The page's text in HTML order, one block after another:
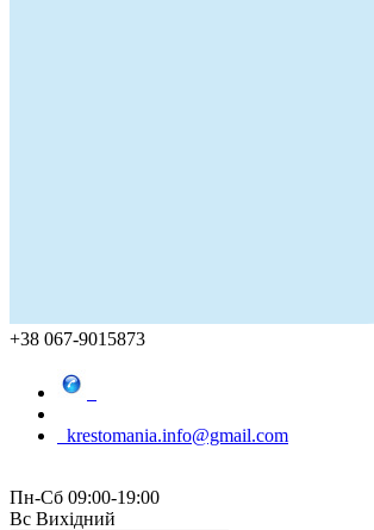
+38 067-9015873
krestomania.info@gmail.com
Пн-Сб 09:00-19:00
Вс Вихідний